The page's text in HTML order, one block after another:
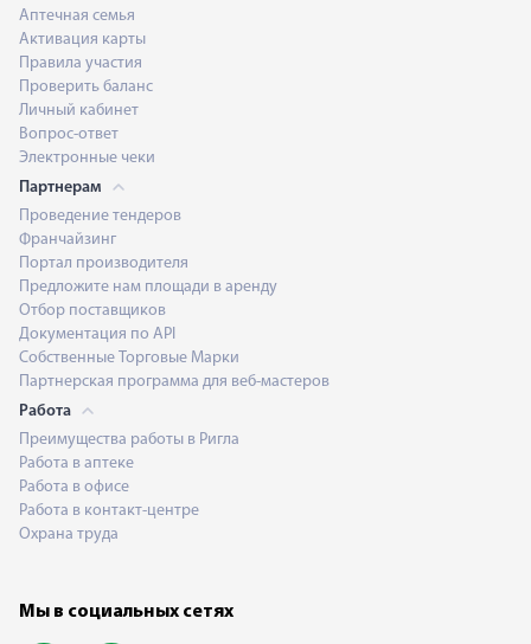
Аптечная семья
Активация карты
Правила участия
Проверить баланс
Личный кабинет
Вопрос-ответ
Электронные чеки
Партнерам
Проведение тендеров
Франчайзинг
Портал производителя
Предложите нам площади в аренду
Отбор поставщиков
Документация по API
Собственные Торговые Марки
Партнерская программа для веб-мастеров
Работа
Преимущества работы в Ригла
Работа в аптеке
Работа в офисе
Работа в контакт-центре
Охрана труда
Мы в социальных сетях